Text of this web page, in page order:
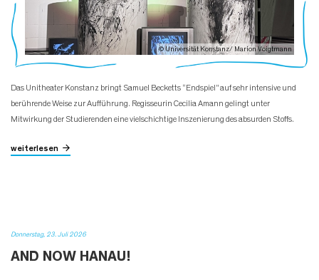
© Universität Konstanz/ Marion Voigtmann
Das Unitheater Konstanz bringt Samuel Becketts “Endspiel” auf sehr intensive und
berührende Weise zur Aufführung. Regisseurin Cecilia Amann gelingt unter
Mitwirkung der Studierenden eine vielschichtige Inszenierung des absurden Stoffs.
weiterlesen
Donnerstag, 23. Juli 2026
AND NOW HANAU!